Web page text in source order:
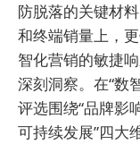
防脱落的关键材
和终端销量上，
智化营销的敏捷
深刻洞察。在“数
评选围绕“品牌影
可持续发展”四大